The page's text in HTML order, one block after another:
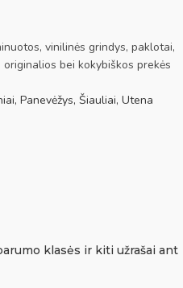
vinilinės grindys, paklotai,
bei kokybiškos prekės
Panevėžys, Šiauliai, Utena
klasės ir kiti užrašai ant